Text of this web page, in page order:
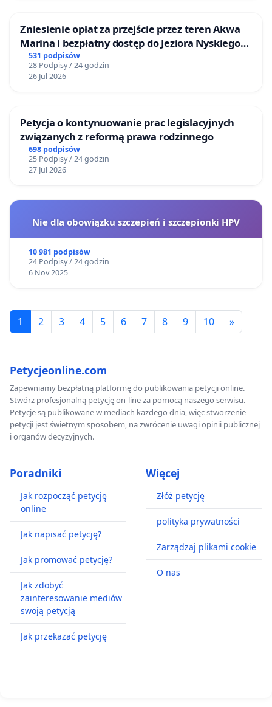
Zniesienie opłat za przejście przez teren Akwa
Marina i bezpłatny dostęp do Jeziora Nyskiego
dla mieszkańców Gminy Nysa
531 podpisów
28 Podpisy / 24 godzin
26 Jul 2026
Petycja o kontynuowanie prac legislacyjnych
związanych z reformą prawa rodzinnego
698 podpisów
25 Podpisy / 24 godzin
27 Jul 2026
Nie dla obowiązku szczepień i szczepionki HPV
10 981 podpisów
24 Podpisy / 24 godzin
6 Nov 2025
1 2 3 4 5 6 7 8 9 10 »
Petycjeonline.com
Zapewniamy bezpłatną platformę do publikowania petycji online.
Stwórz profesjonalną petycję on-line za pomocą naszego serwisu.
Petycje są publikowane w mediach każdego dnia, więc stworzenie
petycji jest świetnym sposobem, na zwrócenie uwagi opinii publicznej
i organów decyzyjnych.
Poradniki
Jak rozpocząć petycję
online
Jak napisać petycję?
Jak promować petycję?
Jak zdobyć
zainteresowanie mediów
swoją petycją
Jak przekazać petycję
Więcej
Złóż petycję
polityka prywatności
Zarządzaj plikami cookie
O nas